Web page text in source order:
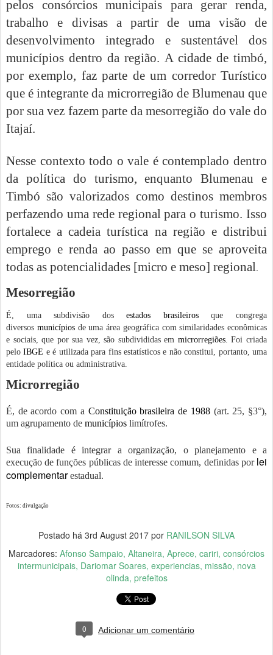
pelos consórcios municipais para gerar renda,
trabalho e divisas a partir de uma visão de
desenvolvimento integrado e sustentável dos
municípios dentro da região. A cidade de timbó,
por exemplo, faz parte de um corredor Turístico
que é integrante da microrregião de Blumenau que
por sua vez fazem parte da mesorregião do vale do
Itajaí.
Nesse contexto todo o vale é contemplado dentro
da política do turismo, enquanto Blumenau e
Timbó são valorizados como destinos membros
perfazendo uma rede regional para o turismo. Isso
fortalece a cadeia turística na região e distribui
emprego e renda ao passo em que se aproveita
todas as potencialidades [micro e meso] regional.
Mesorregião
É, uma subdivisão dosestados brasileirosque congrega
diversos municípiosde uma área geográfica com similaridades econômicas
e sociais, que por sua vez, são subdivididas em microrregiões. Foi criada
peloIBGE e é utilizada para fins estatísticos e não constitui, portanto, uma
entidade política ou administrativa.
Microrregião
É, de acordo com a Constituição brasileira de 1988(art. 25, §3°),
um agrupamento de municípios limítrofes.
Sua finalidade é integrar a organização, o planejamento e a
execução de funções públicas de interesse comum, definidas por lei
complementarestadual.
Fotos: divulgação
Postado há 3rd August 2017 por RANILSON SILVA
Marcadores: Afonso Sampaio Altaneira Aprece cariri consórcios
intermunicipais Dariomar Soares experiencias missão nova
olinda prefeitos
0 Adicionar um comentário